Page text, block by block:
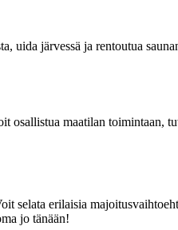
järvessä ja rentoutua
maatilan toimintaan,
selata erilaisia
jo tänään!